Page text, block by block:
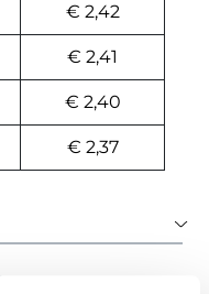
€ 2,42
€ 2,41
€ 2,40
€ 2,37